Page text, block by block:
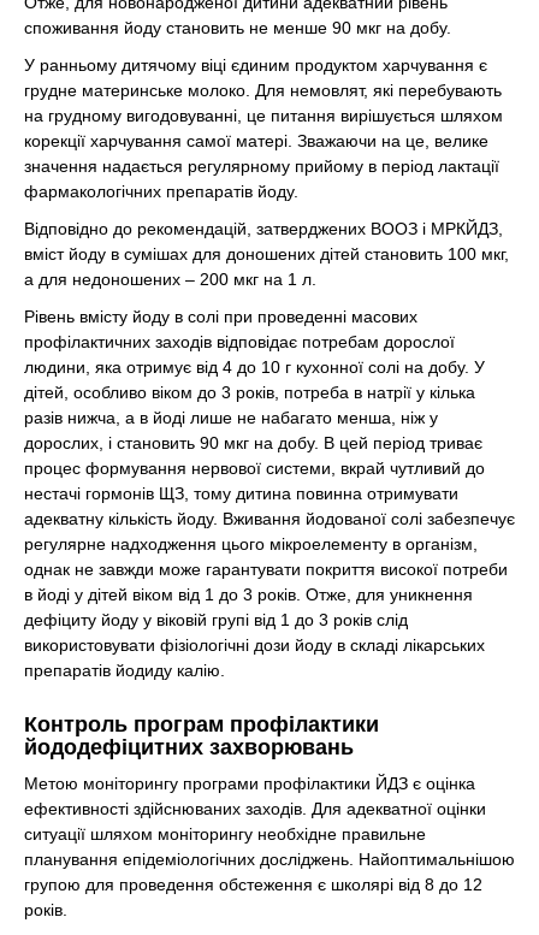
споживання йоду становить не менше 90 мкг на добу.
У ранньому дитячому віці єдиним продуктом харчування є
грудне материнське молоко. Для немовлят, які перебувають
на грудному вигодовуванні, це питання вирішується шляхом
корекції харчування самої матері. Зважаючи на це, велике
значення надається регулярному прийому в період лактації
фармакологічних препаратів йоду.
Відповідно до рекомендацій, затверджених ВООЗ і МРКЙДЗ,
вміст йоду в сумішах для доношених дітей становить 100 мкг,
а для недоношених – 200 мкг на 1 л.
Рівень вмісту йоду в солі при проведенні масових
профілактичних заходів відповідає потребам дорослої
людини, яка отримує від 4 до 10 г кухонної солі на добу. У
дітей, особливо віком до 3 років, потреба в натрії у кілька
разів нижча, а в йоді лише не набагато менша, ніж у
дорослих, і становить 90 мкг на добу. В цей період триває
процес формування нервової системи, вкрай чутливий до
нестачі гормонів ЩЗ, тому дитина повинна отримувати
адекватну кількість йоду. Вживання йодованої солі забезпечує
регулярне надходження цього мікроелементу в організм,
однак не завжди може гарантувати покриття високої потреби
в йоді у дітей віком від 1 до 3 років. Отже, для уникнення
дефіциту йоду у віковій групі від 1 до 3 років слід
використовувати фізіологічні дози йоду в складі лікарських
препаратів йодиду калію.
Контроль програм профілактики
йододефіцитних захворювань
Метою моніторингу програми профілактики ЙДЗ є оцінка
ефективності здійснюваних заходів. Для адекватної оцінки
ситуації шляхом моніторингу необхідне правильне
планування епідеміологічних досліджень. Найоптимальнішою
групою для проведення обстеження є школярі від 8 до 12
років.